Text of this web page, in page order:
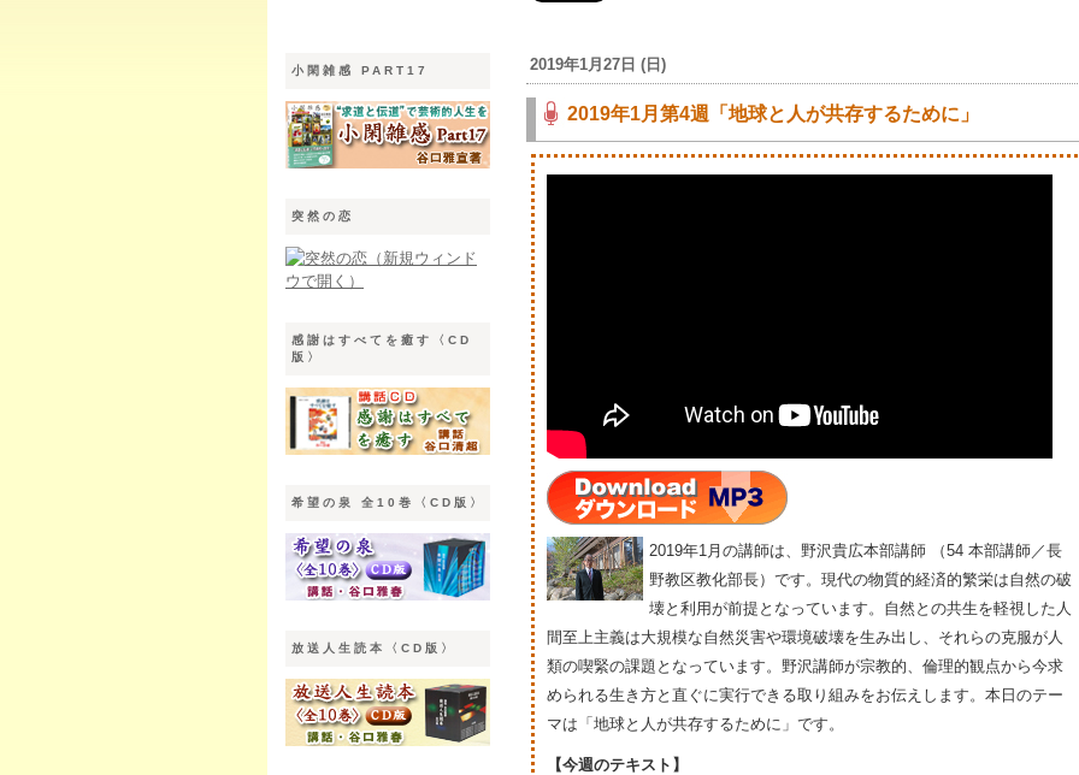
小閑雑感 PART17
突然の恋
感謝はすべてを癒す〈CD
版〉
希望の泉 全10巻〈CD版〉
放送人生読本〈CD版〉
2019年1月27日 (日)
2019年1月第4週「地球と人が共存するために」
2019年1月の講師は、野沢貴広本部講師 （54 本部講師／長
野教区教化部長）です。現代の物質的経済的繁栄は自然の破
壊と利用が前提となっています。自然との共生を軽視した人
間至上主義は大規模な自然災害や環境破壊を生み出し、それらの克服が人
類の喫緊の課題となっています。野沢講師が宗教的、倫理的観点から今求
められる生き方と直ぐに実行できる取り組みをお伝えします。本日のテー
マは「地球と人が共存するために」です。
【今週のテキスト】